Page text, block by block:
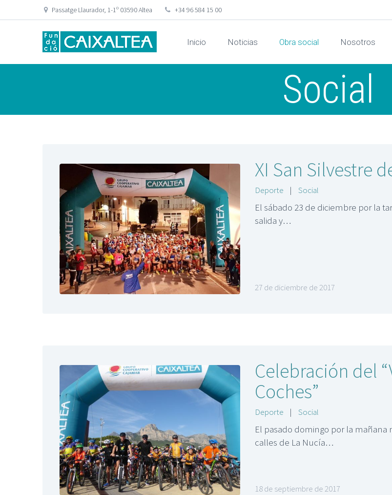
Passatge Llaurador, 1-1º 03590 Altea +34 96 584 15 00
Inicio Noticias Obra social Nosotros
Social
XI San Silvestre
Deporte | Social
El sábado 23 de diciembre por la
salida y…
27 de diciembre de 2017
Celebración del
Coches”
Deporte | Social
El pasado domingo por la mañana
calles de La Nucía…
18 de septiembre de 2017